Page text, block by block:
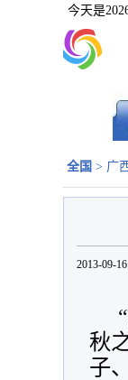
今天是
全国 > 广
2013-09-
秋
子